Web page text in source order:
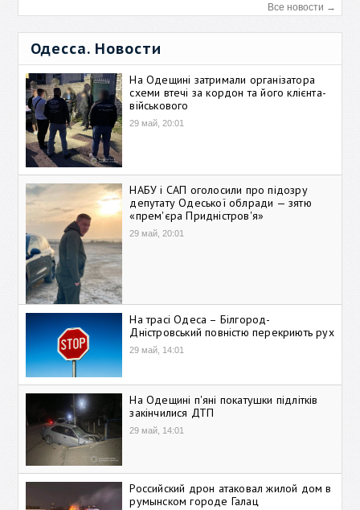
Все новости →
Одесса. Новости
На Одещині затримали організатора
схеми втечі за кордон та його клієнта-
військового
29 май, 20:01
НАБУ і САП оголосили про підозру
депутату Одеської облради — зятю
«прем'єра Придністров'я»
29 май, 20:01
На трасі Одеса – Білгород-
Дністровський повністю перекриють рух
29 май, 14:01
На Одещині п'яні покатушки підлітків
закінчилися ДТП
29 май, 14:01
Российский дрон атаковал жилой дом в
румынском городе Галац